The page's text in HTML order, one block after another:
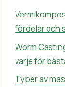
fördelar och
Worm
varje för
Typer av